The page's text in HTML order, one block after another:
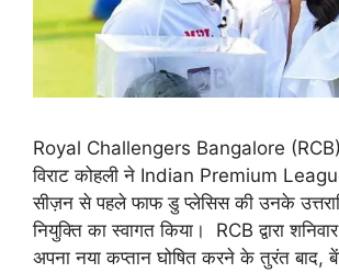
Royal Challengers Bangalore (RCB)
विराट कोहली ने Indian Premium
सीज़न से पहले फाफ डु प्लेसिस की उनके
नियुक्ति का स्वागत किया। RCB द्वारा
अपना नया कप्तान घोषित करने के तुरंत बाद,